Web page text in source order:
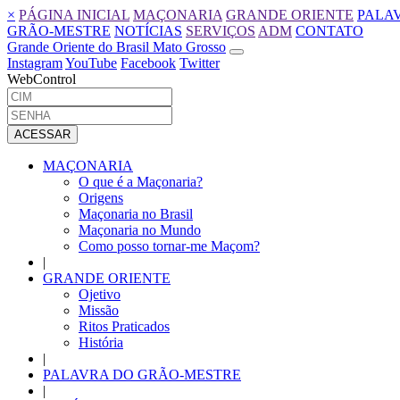
× PÁGINA INICIAL MAÇONARIA GRANDE ORIENTE
GRÃO-MESTRE NOTÍCIAS SERVIÇOS ADM CONTATO
Grande Oriente do Brasil Mato Grosso
InstagramYouTube Facebook Twitter
WebControl
ACESSAR
MAÇONARIA
O que é a Maçonaria?
Origens
Maçonaria no Brasil
Maçonaria no Mundo
Como posso tornar-me Maçom?
|
GRANDE ORIENTE
Ojetivo
Missão
Ritos Praticados
História
|
PALAVRA DO GRÃO-MESTRE
|